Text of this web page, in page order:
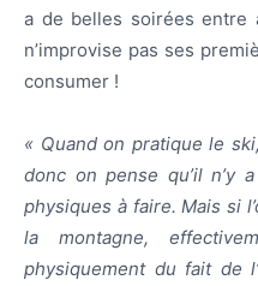
a de belles soirées entre
n’improvise pas ses
consumer !
« Quand on pratique le
donc on pense qu’il n’y
physiques à faire. Mais si
la montagne,
physiquement du fait de